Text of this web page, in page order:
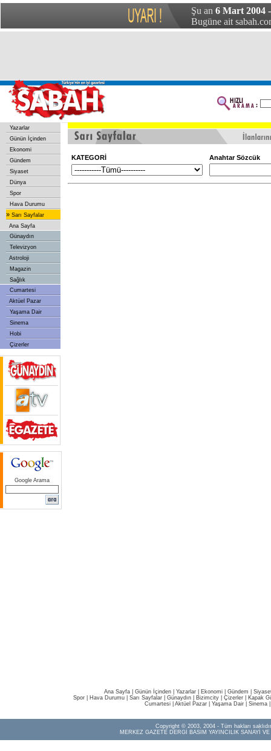
Şu an 6 Mart 2004
Bugüne ait
Yazarlar
Günün İçinden
Ekonomi
Gündem
Siyaset
Dünya
Spor
Hava Durumu
» Sarı Sayfalar
Ana Sayfa
Günaydın
Televizyon
Astroloji
Magazin
Sağlık
Cumartesi
Aktüel Pazar
Yaşama Dair
Sinema
Hobi
Çizerler
Google Arama
KATEGORİ Anahtar Sözcük
Ana Sayfa| Günün İçinden| Yazarlar| Ekonomi| Gündem
Spor
Hava Durumu Sarı Sayfalar Günaydın Bizimcity Çizerler
Kapak
Cumartesi
Aktüel Pazar Yaşama Dair Sinema
Copyright © 2003, 2004 - Tüm hakları
MERKEZ GAZETE DERGİ BASIM YAYINCILIK SANAYİ